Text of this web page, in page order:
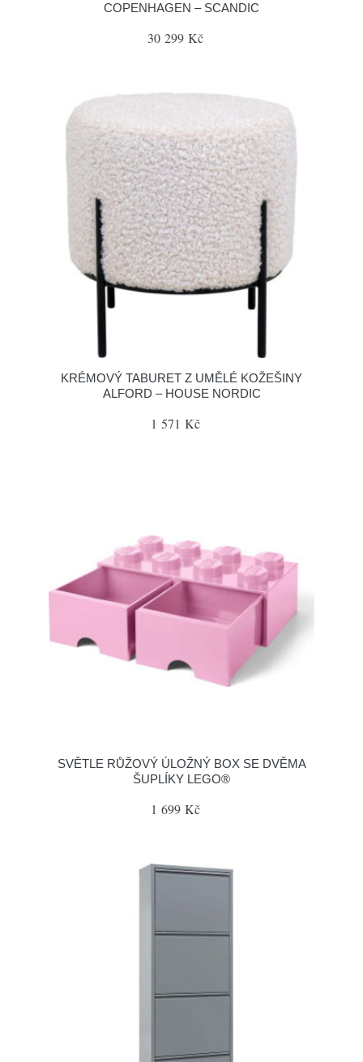
COPENHAGEN – SCANDIC
30 299 Kč
KRÉMOVÝ TABURET Z UMĚLÉ KOŽEŠINY
ALFORD – HOUSE NORDIC
1 571 Kč
SVĚTLE RŮŽOVÝ ÚLOŽNÝ BOX SE DVĚMA
ŠUPLÍKY LEGO®
1 699 Kč